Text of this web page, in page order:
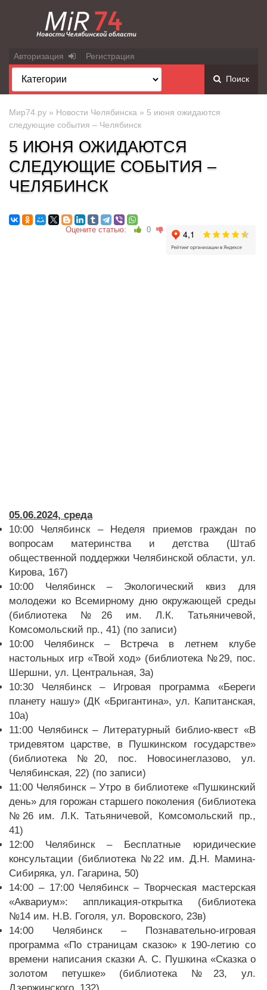
Авторизация Регистрация
Поиск
Мир74.ру » Новости Челябинска » 5 июня ожидаются
следующие события – Челябинск
5 ИЮНЯ ОЖИДАЮТСЯ
СЛЕДУЮЩИЕ СОБЫТИЯ –
ЧЕЛЯБИНСК
Оцените статью: 0
05.06.2024, среда
10:00 Челябинск – Неделя приемов граждан по
вопросам материнства и детства (Штаб
общественной поддержки Челябинской области, ул.
Кирова, 167)
10:00 Челябинск – Экологический квиз для
молодежи ко Всемирному дню окружающей среды
(библиотека №26 им. Л.К. Татьяничевой,
Комсомольский пр., 41) (по записи)
10:00 Челябинск – Встреча в летнем клубе
настольных игр «Твой ход» (библиотека №29, пос.
Шершни, ул. Центральная, 3а)
10:30 Челябинск – Игровая программа «Береги
планету нашу» (ДК «Бригантина», ул. Капитанская,
10а)
11:00 Челябинск – Литературный библио-квест «В
тридевятом царстве, в Пушкинском государстве»
(библиотека №20, пос. Новосинеглазово, ул.
Челябинская, 22) (по записи)
11:00 Челябинск – Утро в библиотеке «Пушкинский
день» для горожан старшего поколения (библиотека
№26 им. Л.К. Татьяничевой, Комсомольский пр.,
41)
12:00 Челябинск – Бесплатные юридические
консультации (библиотека №22 им. Д.Н. Мамина-
Сибиряка, ул. Гагарина, 50)
14:00 – 17:00 Челябинск – Творческая мастерская
«Аквариум»: аппликация-открытка (библиотека
№14 им. Н.В. Гоголя, ул. Воровского, 23в)
14:00 Челябинск – Познавательно-игровая
программа «По страницам сказок» к 190-летию со
времени написания сказки А. С. Пушкина «Сказка о
золотом петушке» (библиотека №23, ул.
Дзержинского, 132)